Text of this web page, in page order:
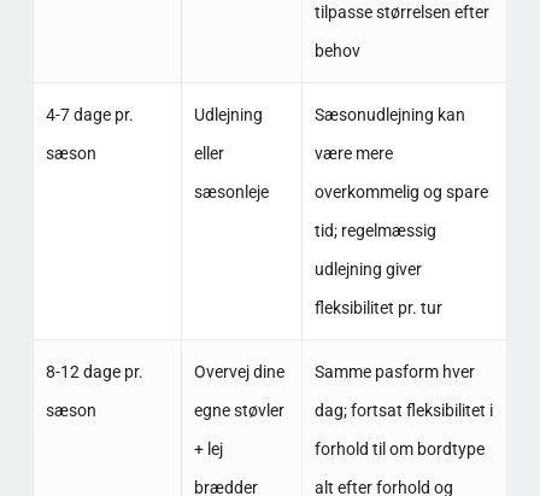
tilpasse størrelsen efter
behov
4-7 dage pr.
sæson
Udlejning
eller
sæsonleje
Sæsonudlejning kan
være mere
overkommelig og spare
tid; regelmæssig
udlejning giver
fleksibilitet pr. tur
8-12 dage pr.
sæson
Overvej dine
egne støvler
+ lej
brædder
Samme pasform hver
dag; fortsat fleksibilitet i
forhold til om bordtype
alt efter forhold og